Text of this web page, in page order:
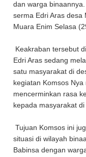
dan warga
serma Edri Aras desa
Muara Enim Selasa
Keakraban tersebut
Edri Aras sedang
satu masyarakat di
kegiatan Komsos
mencerminkan rasa
kepada masyarakat
Tujuan Komsos ini
situasi di wilayah
Babinsa dengan